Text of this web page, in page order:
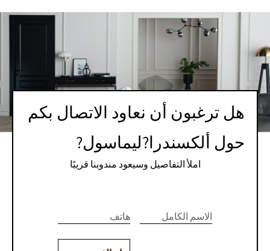
هل ترغبون أن نعاود الاتصال بكم
حول ألكسندرا?ليماسول?
املأ التفاصيل وسيعود مندوبنا قريبًا
פגישת
الاسم الكامل هاتف
are